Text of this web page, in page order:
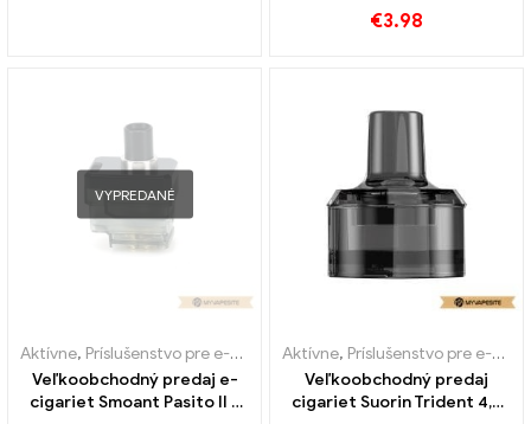
kus/balenie 丨 Vlastné
€3.98
VYPREDANÉ
Aktívne, Príslušenstvo pre e-cigarety ,Výparník
Veľkoobchodný predaj e-
cigariet Smoant Pasito II 6
Aktívne, Príslušenstvo pre e-cigarety
Veľkoobchodný predaj
cigariet Suorin Trident 4,4